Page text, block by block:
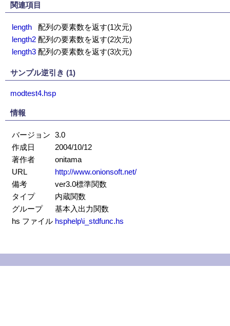
関連項目
length
配列の要素数を返す(1次元)
length2 配列の要素数を返す(2次元)
length3 配列の要素数を返す(3次元)
サンプル逆引き (1)
modtest4.hsp
情報
バージョン 3.0
作成日
2004/10/12
著作者
onitama
URL
http://www.onionsoft.net/
備考
ver3.0標準関数
タイプ
内蔵関数
グループ
基本入出力関数
hs ファイル hsphelp\i_stdfunc.hs